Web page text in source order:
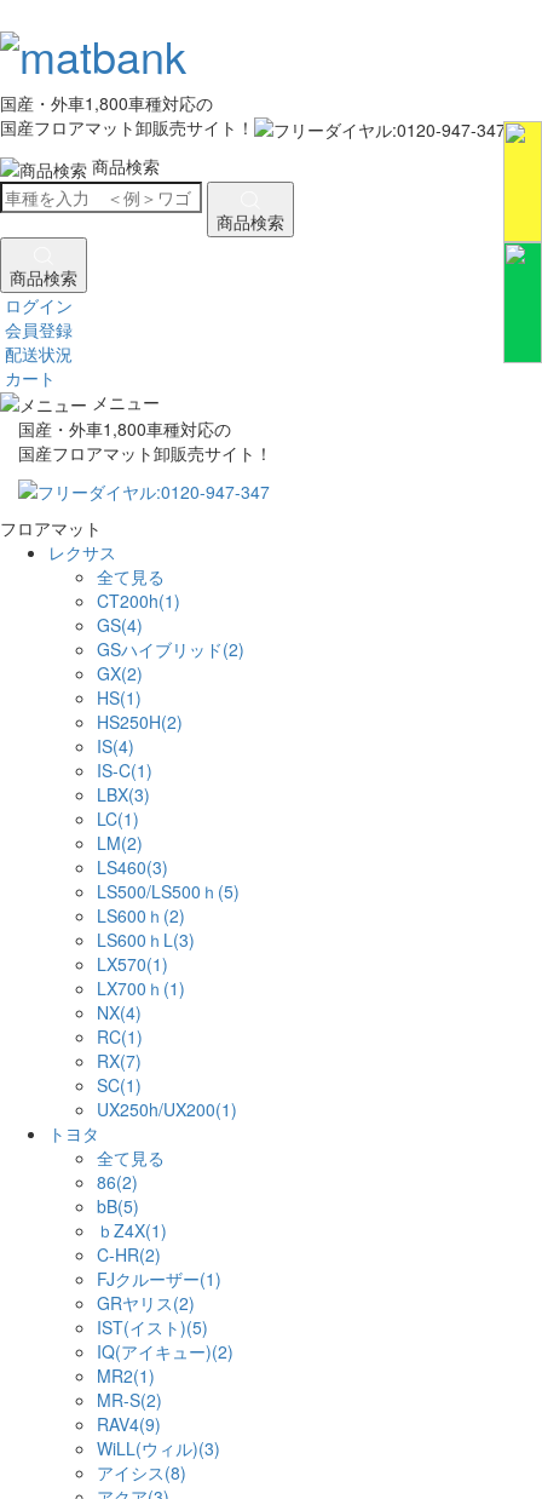
国産・外車1,800車種対応の
国産フロアマット卸販売サイト！
商品検索
商品検索
商品検索
ログイン
会員登録
配送状況
カート
メニュー
国産・外車1,800車種対応の
国産フロアマット卸販売サイト！
フロアマット
レクサス
全て見る
CT200h(1)
GS(4)
GSハイブリッド(2)
GX(2)
HS(1)
HS250H(2)
IS(4)
IS-C(1)
LBX(3)
LC(1)
LM(2)
LS460(3)
LS500/LS500ｈ(5)
LS600ｈ(2)
LS600ｈL(3)
LX570(1)
LX700ｈ(1)
NX(4)
RC(1)
RX(7)
SC(1)
UX250h/UX200(1)
トヨタ
全て見る
86(2)
bB(5)
ｂZ4X(1)
C-HR(2)
FJクルーザー(1)
GRヤリス(2)
IST(イスト)(5)
IQ(アイキュー)(2)
MR2(1)
MR-S(2)
RAV4(9)
WiLL(ウィル)(3)
アイシス(8)